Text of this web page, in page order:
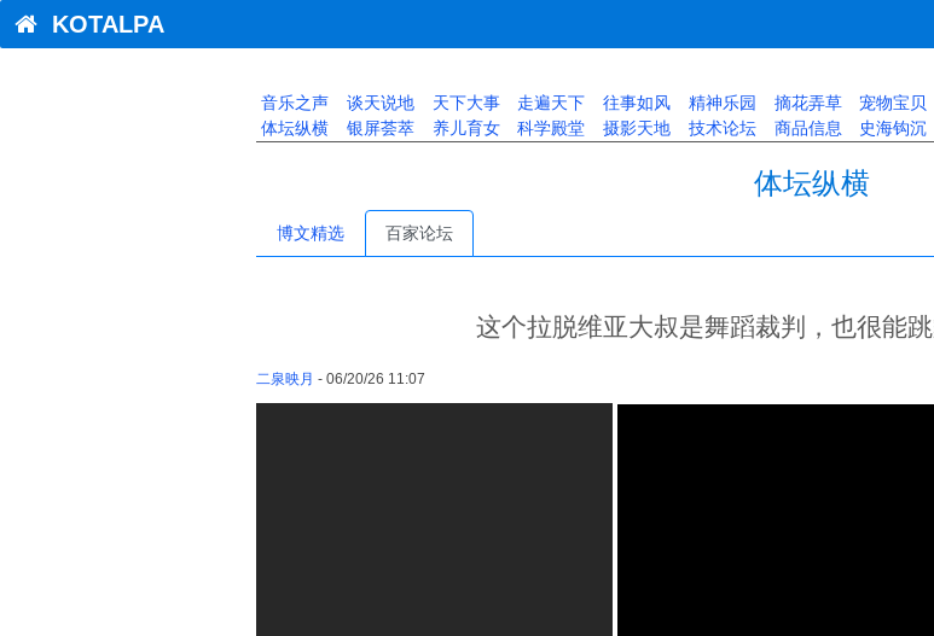
KOTALPA
音乐之声 谈天说地 天下大事 走遍天下 往事如风 精神乐园 摘花弄草 宠物宝贝
体坛纵横
银屏荟萃 养儿育女 科学殿堂 摄影天地 技术论坛 商品信息 史海钩沉
体坛纵横
博文精选 百家论坛
这个拉脱维亚大叔是舞蹈裁判，也很能
二泉映月 - 06/20/26 11:07